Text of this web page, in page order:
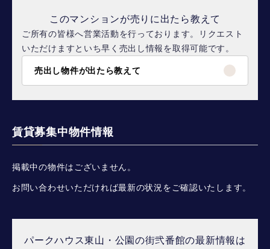
このマンションが売りに出たら教えて
ご所有の皆様へ営業活動を行っております。リクエスト
いただけますといち早く売出し情報を取得可能です。
売出し物件が出たら教えて
賃貸募集中物件情報
掲載中の物件はございません。
お問い合わせいただければ最新の状況をご確認いたします。
パークハウス東山・公園の街弐番館の最新情報は